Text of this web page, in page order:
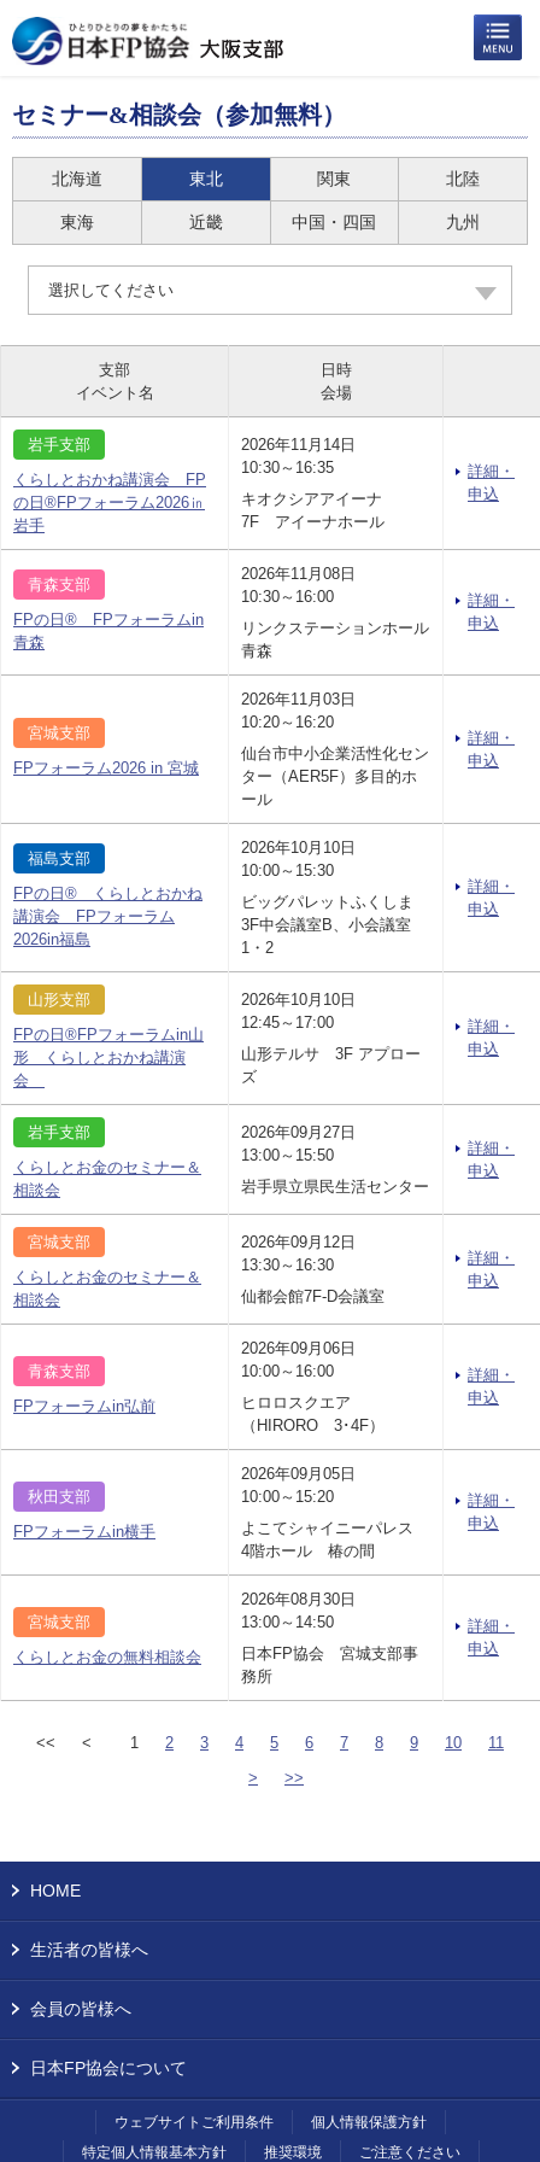
セミナー&相談会（参加無料）
北海道 東北 関東 北陸
東海 近畿 中国・四国 九州
選択してください
支部
イベント名
日時
会場
岩手支部
くらしとおかね講演会 FP
の日®FPフォーラム2026㏌
岩手
2026年11月14日
10:30～16:35
キオクシアアイーナ
7F アイーナホール
詳細・
申込
青森支部
FPの日® FPフォーラムin
青森
2026年11月08日
10:30～16:00
リンクステーションホール
青森
詳細・
申込
宮城支部
FPフォーラム2026 in 宮城
2026年11月03日
10:20～16:20
仙台市中小企業活性化セン
ター（AER5F）多目的ホ
ール
詳細・
申込
福島支部
FPの日® くらしとおかね
講演会 FPフォーラム
2026in福島
2026年10月10日
10:00～15:30
ビッグパレットふくしま
3F中会議室B、小会議室
1・2
詳細・
申込
山形支部
FPの日®FPフォーラムin山
形 くらしとおかね講演
会
2026年10月10日
12:45～17:00
山形テルサ 3F アプロー
ズ
詳細・
申込
岩手支部
くらしとお金のセミナー＆
相談会
2026年09月27日
13:00～15:50
岩手県立県民生活センター
詳細・
申込
宮城支部
くらしとお金のセミナー＆
相談会
2026年09月12日
13:30～16:30
仙都会館7F-D会議室
詳細・
申込
青森支部
FPフォーラムin弘前
2026年09月06日
10:00～16:00
ヒロロスクエア
（HIRORO 3･4F）
詳細・
申込
秋田支部
FPフォーラムin横手
2026年09月05日
10:00～15:20
よこてシャイニーパレス
4階ホール 椿の間
詳細・
申込
宮城支部
くらしとお金の無料相談会
2026年08月30日
13:00～14:50
日本FP協会 宮城支部事
務所
詳細・
申込
<< < 1 2 3 4 5 6 7 8 9 10
11
>
>>
HOME
生活者の皆様へ
会員の皆様へ
日本FP協会について
ウェブサイトご利用条件
個人情報保護方針
特定個人情報基本方針
推奨環境 ご注意ください